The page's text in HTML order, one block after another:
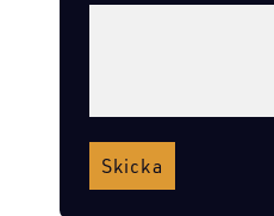
Skicka